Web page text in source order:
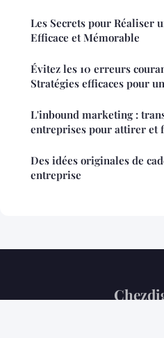
Les Secrets pour Réaliser
Efficace et Mémorable
Évitez les 10 erreurs
Stratégies efficaces pour
L'inbound marketing :
entreprises pour attirer et
Des idées originales de
entreprise